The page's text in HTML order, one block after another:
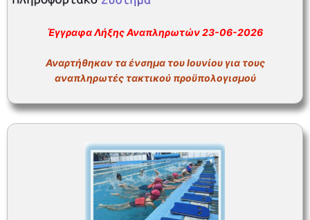
Έγγραφα Λήξης Αναπληρωτών 23-06-2026
Αναρτήθηκαν τα ένσημα του Ιουνίου για τους
αναπληρωτές τακτικού προϋπολογισμού